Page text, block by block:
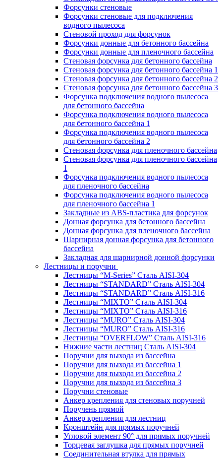
Форсунки стеновые
Форсунки стеновые для подключения
водного пылесоса
Стеновой проход для форсунок
Форсунки донные для бетонного бассейна
Форсунки донные для пленочного бассейна
Стеновая форсунка для бетонного бассейна
Стеновая форсунка для бетонного бассейна 1
Стеновая форсунка для бетонного бассейна 2
Стеновая форсунка для бетонного бассейна 3
Форсунка подключения водного пылесоса
для бетонного бассейна
Форсунка подключения водного пылесоса
для бетонного бассейна 1
Форсунка подключения водного пылесоса
для бетонного бассейна 2
Стеновая форсунка для пленочного бассейна
Стеновая форсунка для пленочного бассейна
1
Форсунка подключения водного пылесоса
для пленочного бассейна
Форсунка подключения водного пылесоса
для пленочного бассейна 1
Закладные из ABS-пластика для форсунок
Донная форсунка для бетонного бассейна
Донная форсунка для пленочного бассейна
Шарнирная донная форсунка для бетонного
бассейна
Закладная для шарнирной донной форсунки
Лестницы и поручни
Лестницы “M-Series” Сталь AISI-304
Лестницы “STANDARD” Сталь AISI-304
Лестницы “STANDARD” Сталь AISI-316
Лестницы “MIXTO” Сталь AISI-304
Лестницы “MIXTO” Сталь AISI-316
Лестницы “MURO” Сталь AISI-304
Лестницы “MURO” Сталь AISI-316
Лестницы “OVERFLOW” Сталь AISI-316
Нижние части лестниц Сталь AISI-304
Поручни для выхода из бассейна
Поручни для выхода из бассейна 1
Поручни для выхода из бассейна 2
Поручни для выхода из бассейна 3
Поручни стеновые
Анкер крепления для стеновых поручней
Поручень прямой
Анкер крепления для лестниц
Кронштейн для прямых поручней
Угловой элемент 90° для прямых поручней
Торцевая заглушка для прямых поручней
Соединительная втулка для прямых